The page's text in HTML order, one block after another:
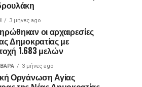
3 μήνες ago
οι αρχαιρεσίες
Δημοκρατίας με
1.683 μελών
3 μήνες ago
Οργάνωση Αγίας